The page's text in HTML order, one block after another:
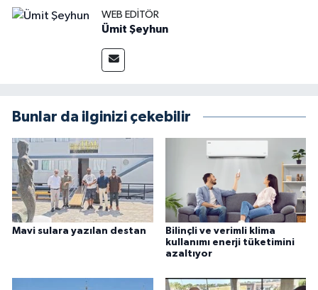
WEB EDITÖR
Ümit Şeyhun
Bunlar da ilginizi çekebilir
Mavi sulara yazılan destan
Bilinçli ve verimli klima
kullanımı enerji tüketimini
azaltıyor